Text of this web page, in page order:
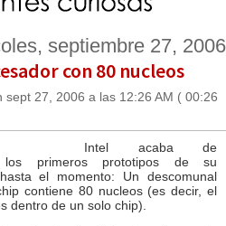
septiembre 27, 2006
con 80 nucleos
sept 27, 2006 a las 12:26 AM ( 00:26
Intel acaba de
los primeros prototipos de su
el momento: Un descomunal
contiene 80 nucleos (es decir, el
dentro de un solo chip).